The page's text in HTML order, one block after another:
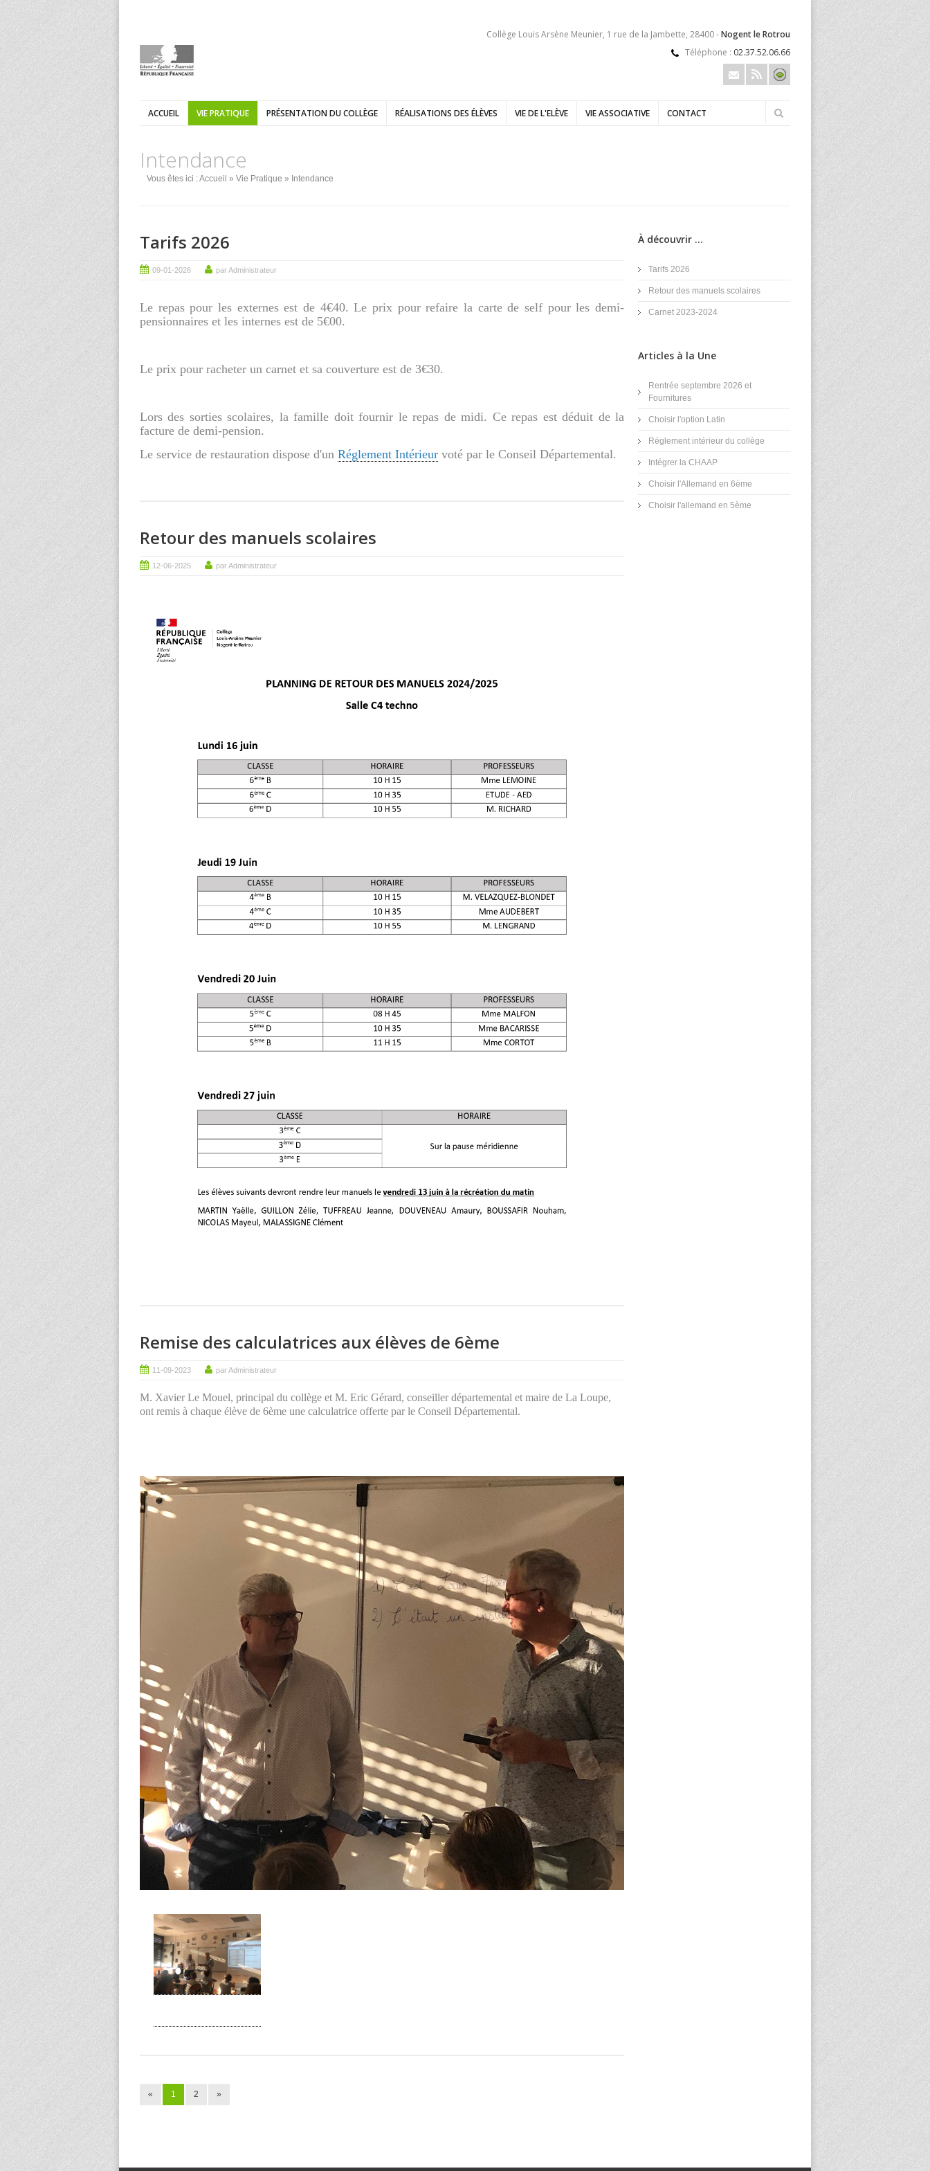
Collège Louis Arsène Meunier, 1 rue de la Jambette, 28400 -Nogent le Rotrou
Téléphone : 02.37.52.06.66
ACCUEIL VIE PRATIQUE PRÉSENTATION DU COLLÈGE RÉALISATIONS DES ÉLÈVES VIE DE L'ELÈVE VIE ASSOCIATIVE CONTACT
Intendance
Vous êtes ici :Accueil » Vie Pratique » Intendance
Tarifs 2026
09-01-2026 par Administrateur
Le repas pour les externes est de 4€40. Le prix pour refaire la carte de self pour les demi-
pensionnaires et les internes est de 5€00.
Le prix pour racheter un carnet et sa couverture est de 3€30.
Lors des sorties scolaires, la famille doit fournir le repas de midi. Ce repas est déduit de la
facture de demi-pension.
Le service de restauration dispose d'un Réglement Intérieur voté par le Conseil Départemental.
Retour des manuels scolaires
12-06-2025 par Administrateur
Remise des calculatrices aux élèves de 6ème
11-09-2023 par Administrateur
M. Xavier Le Mouel, principal du collège et M. Eric Gérard, conseiller départemental et maire de La Loupe,
ont remis à chaque élève de 6ème une calculatrice offerte par le Conseil Départemental.
« 1 2 »
À découvrir ...
Tarifs 2026
Retour des manuels scolaires
Carnet 2023-2024
Articles à la Une
Rentrée septembre 2026 et
Fournitures
Choisir l'option Latin
Réglement intérieur du collège
Intégrer la CHAAP
Choisir l'Allemand en 6ème
Choisir l'allemand en 5ème